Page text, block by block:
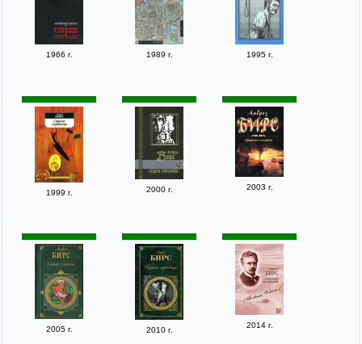
1966 г. 1989 г. 1995 г.
1999 г. 2000 г. 2003 г.
2005 г. 2010 г.
2014 г.